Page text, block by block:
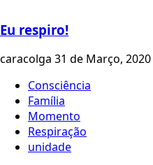
Eu respiro!
caracolga 31 de Março, 2020
Consciência
Família
Momento
Respiração
unidade